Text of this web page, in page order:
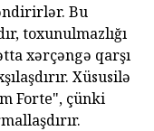
Bu
toxunulmazlığı
xərçəngə qarşı
Xüsusilə
Forte", çünki